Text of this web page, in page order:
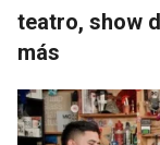
teatro, show
más